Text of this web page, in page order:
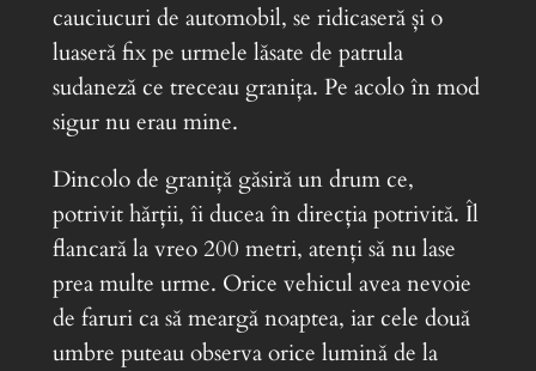
cauciucuri de automobil, se ridicaseră și o
luaseră fix pe urmele lăsate de patrula
sudaneză ce treceau granița. Pe acolo în mod
sigur nu erau mine.
Dincolo de graniță găsiră un drum ce,
potrivit hărții, îi ducea în direcția potrivită. Îl
flancară la vreo 200 metri, atenți să nu lase
prea multe urme. Orice vehicul avea nevoie
de faruri ca să meargă noaptea, iar cele două
umbre puteau observa orice lumină de la